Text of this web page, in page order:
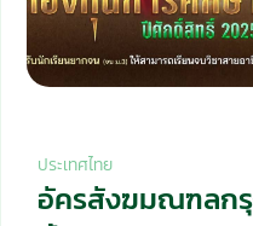
ประเทศไทย
อัครสังฆมณฑลก